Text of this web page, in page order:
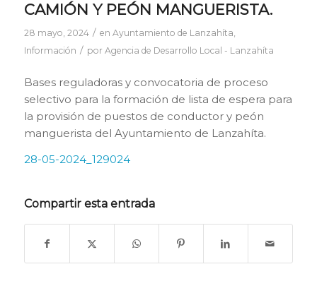
CAMIÓN Y PEÓN MANGUERISTA.
28 mayo, 2024 / en Ayuntamiento de Lanzahíta,
Información / por Agencia de Desarrollo Local - Lanzahíta
Bases reguladoras y convocatoria de proceso
selectivo para la formación de lista de espera para
la provisión de puestos de conductor y peón
manguerista del Ayuntamiento de Lanzahíta.
28-05-2024_129024
Compartir esta entrada